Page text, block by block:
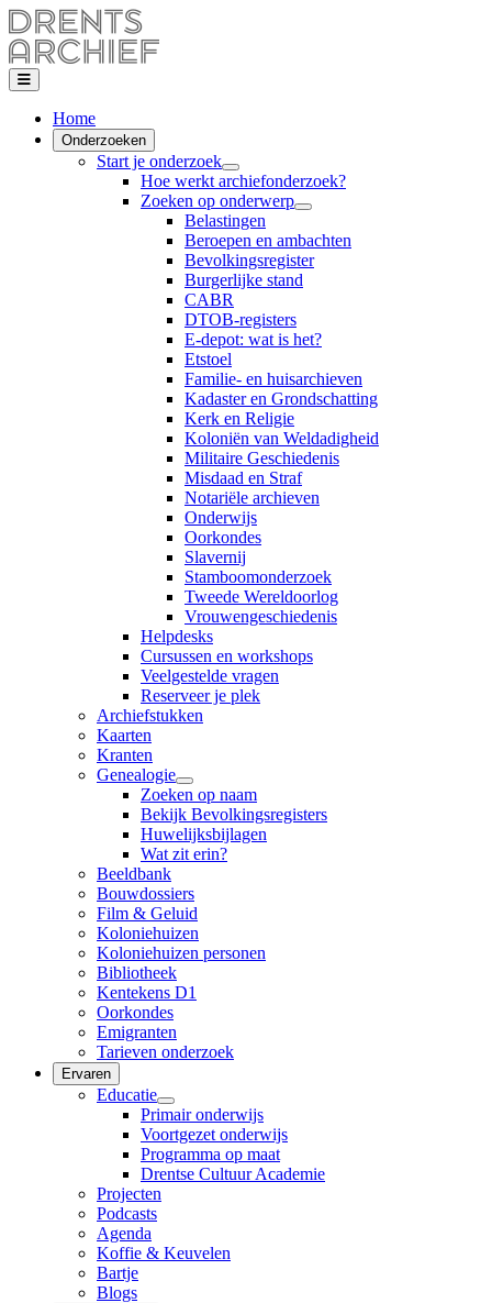
Home
Onderzoeken
Start je onderzoek
Hoe werkt archiefonderzoek?
Zoeken op onderwerp
Belastingen
Beroepen en ambachten
Bevolkingsregister
Burgerlijke stand
CABR
DTOB-registers
E-depot: wat is het?
Etstoel
Familie- en huisarchieven
Kadaster en Grondschatting
Kerk en Religie
Koloniën van Weldadigheid
Militaire Geschiedenis
Misdaad en Straf
Notariële archieven
Onderwijs
Oorkondes
Slavernij
Stamboomonderzoek
Tweede Wereldoorlog
Vrouwengeschiedenis
Helpdesks
Cursussen en workshops
Veelgestelde vragen
Reserveer je plek
Archiefstukken
Kaarten
Kranten
Genealogie
Zoeken op naam
Bekijk Bevolkingsregisters
Huwelijksbijlagen
Wat zit erin?
Beeldbank
Bouwdossiers
Film & Geluid
Koloniehuizen
Koloniehuizen personen
Bibliotheek
Kentekens D1
Oorkondes
Emigranten
Tarieven onderzoek
Ervaren
Educatie
Primair onderwijs
Voortgezet onderwijs
Programma op maat
Drentse Cultuur Academie
Projecten
Podcasts
Agenda
Koffie & Keuvelen
Bartje
Blogs